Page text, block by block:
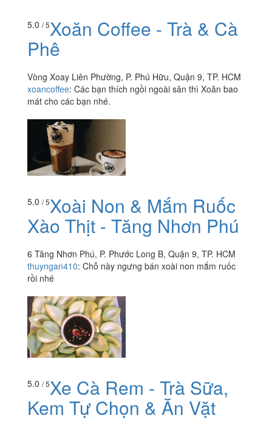
5.0 / 5Xoăn Coffee - Trà & Cà
Phê
Vòng Xoay Liên Phường, P. Phú Hữu, Quận 9, TP. HCM
xoancoffee: Các bạn thích ngồi ngoài sân thì Xoăn bao
mát cho các bạn nhé.
5.0 / 5Xoài Non & Mắm Ruốc
Xào Thịt - Tăng Nhơn Phú
6 Tăng Nhơn Phú, P. Phước Long B, Quận 9, TP. HCM
thuyngan410: Chỗ này ngưng bán xoài non mắm ruốc
rồi nhé
5.0 / 5Xe Cà Rem - Trà Sữa,
Kem Tự Chọn & Ăn Vặt